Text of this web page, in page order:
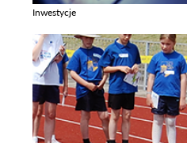
Inwestycje